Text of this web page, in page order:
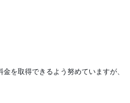
を取得できるよう努めていますが、